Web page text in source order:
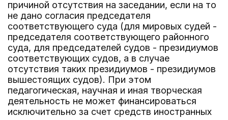
причиной отсутствия на заседании, если на то
не дано согласия председателя
соответствующего суда (для мировых судей -
председателя соответствующего районного
суда, для председателей судов - президиумов
соответствующих судов, а в случае
отсутствия таких президиумов - президиумов
вышестоящих судов). При этом
педагогическая, научная и иная творческая
деятельность не может финансироваться
исключительно за счет средств иностранных